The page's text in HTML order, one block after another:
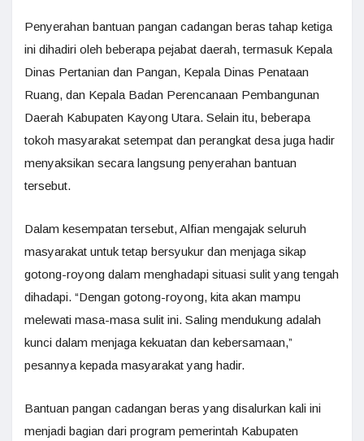
Penyerahan bantuan pangan cadangan beras tahap ketiga
ini dihadiri oleh beberapa pejabat daerah, termasuk Kepala
Dinas Pertanian dan Pangan, Kepala Dinas Penataan
Ruang, dan Kepala Badan Perencanaan Pembangunan
Daerah Kabupaten Kayong Utara. Selain itu, beberapa
tokoh masyarakat setempat dan perangkat desa juga hadir
menyaksikan secara langsung penyerahan bantuan
tersebut.
Dalam kesempatan tersebut, Alfian mengajak seluruh
masyarakat untuk tetap bersyukur dan menjaga sikap
gotong-royong dalam menghadapi situasi sulit yang tengah
dihadapi. “Dengan gotong-royong, kita akan mampu
melewati masa-masa sulit ini. Saling mendukung adalah
kunci dalam menjaga kekuatan dan kebersamaan,”
pesannya kepada masyarakat yang hadir.
Bantuan pangan cadangan beras yang disalurkan kali ini
menjadi bagian dari program pemerintah Kabupaten